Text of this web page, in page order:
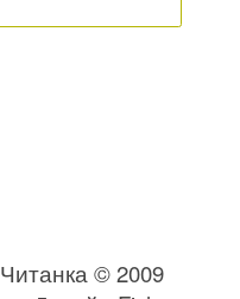
Читанка © 2009